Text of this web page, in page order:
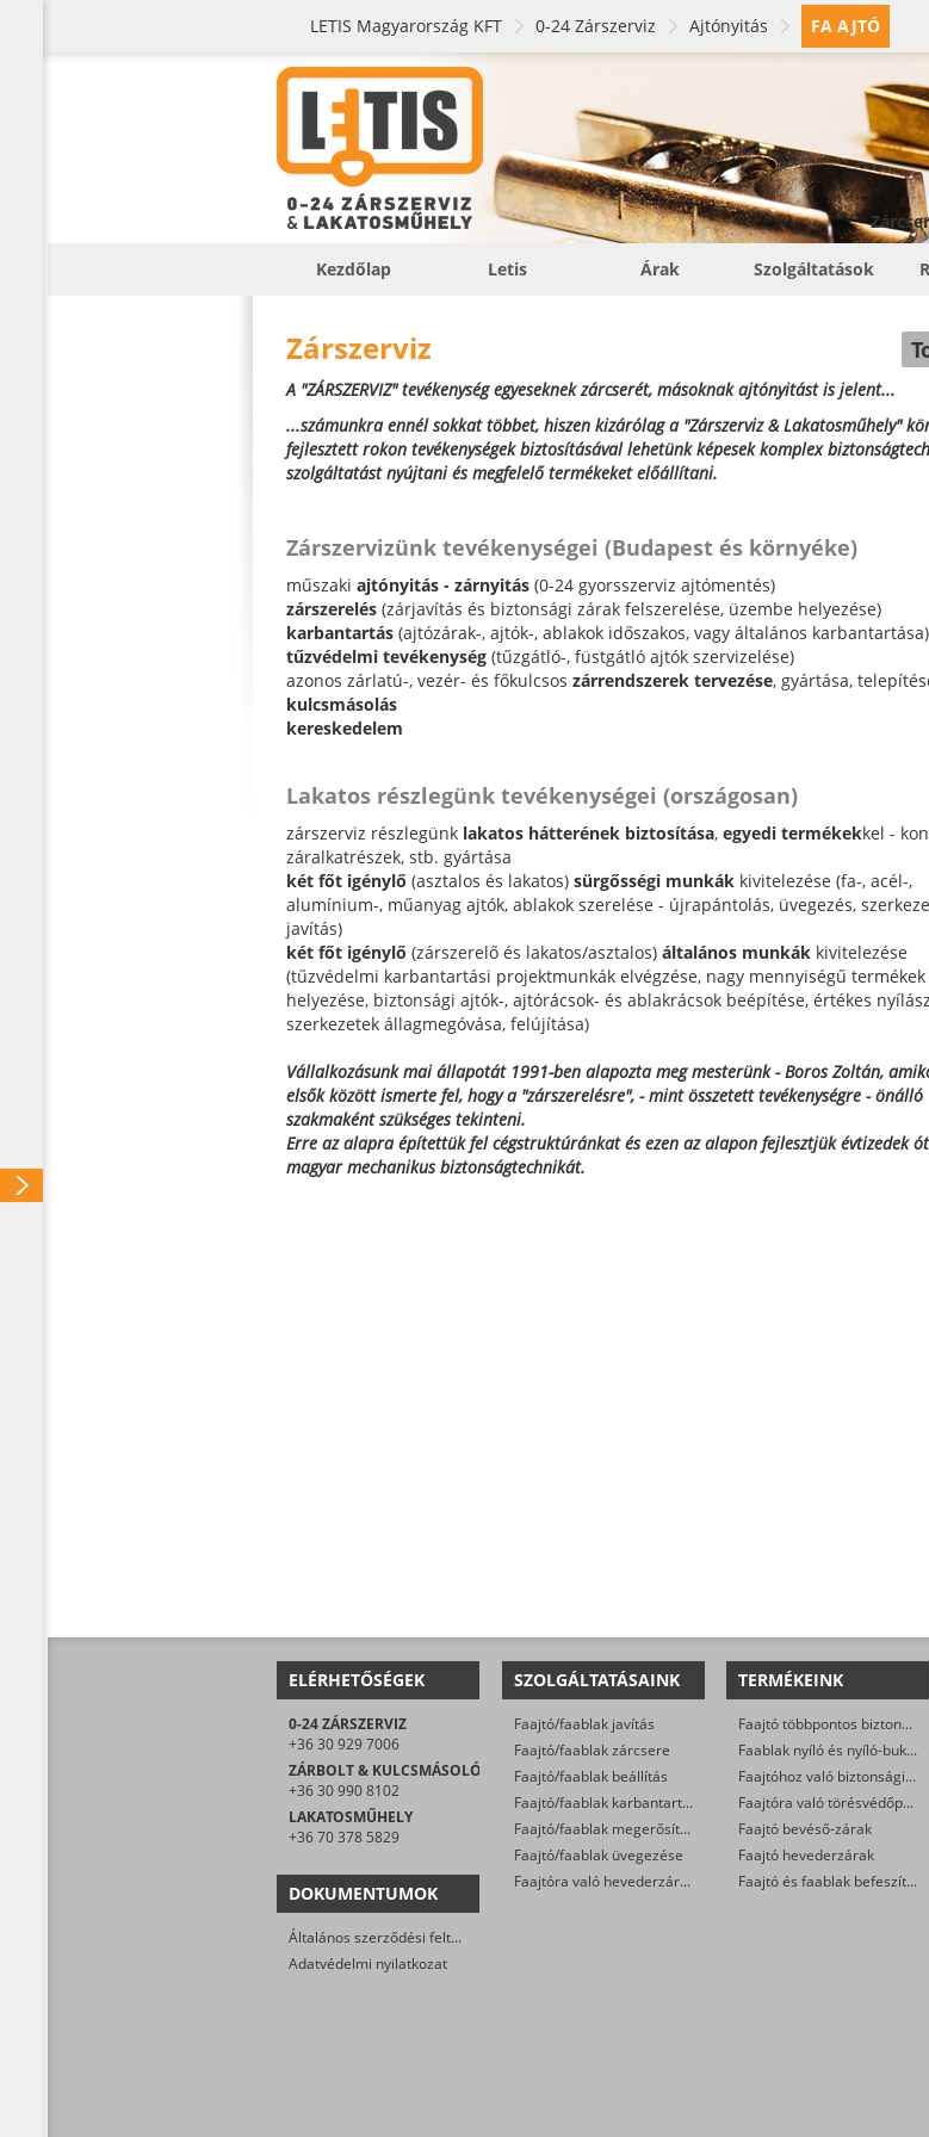
LETIS Magyarország KFT 0-24 Zárszerviz Ajtónyitás FA AJTÓ
Kezdőlap Letis Árak Szolgáltatások
Zárszerviz
A "ZÁRSZERVIZ" tevékenység egyeseknek zárcserét, másoknak ajtónyitást is jelent...
...számunkra ennél sokkat többet, hiszen kizárólag a "Zárszerviz & Lakatosműhely"
fejlesztett rokon tevékenységek biztosításával lehetünk képesek komplex
szolgáltatást nyújtani és megfelelő termékeket előállítani.
Zárszervizünk tevékenységei (Budapest és környéke)
műszaki ajtónyitás - zárnyitás (0-24 gyorsszerviz ajtómentés)
zárszerelés (zárjavítás és biztonsági zárak felszerelése, üzembe helyezése)
karbantartás (ajtózárak-, ajtók-, ablakok időszakos, vagy általános karbantartása)
tűzvédelmi tevékenység (tűzgátló-, füstgátló ajtók szervizelése)
azonos zárlatú-, vezér- és főkulcsos zárrendszerek tervezése, gyártása,
kulcsmásolás
kereskedelem
Lakatos részlegünk tevékenységei (országosan)
zárszerviz részlegünk lakatos hátterének biztosítása, egyedi termékekkel -
záralkatrészek, stb. gyártása
két főt igénylő (asztalos és lakatos) sürgősségi munkák kivitelezése (fa-, acél-,
alumínium-, műanyag ajtók, ablakok szerelése - újrapántolás, üvegezés,
javítás)
két főt igénylő (zárszerelő és lakatos/asztalos) általános munkák kivitelezése
(tűzvédelmi karbantartási projektmunkák elvégzése, nagy mennyiségű
helyezése, biztonsági ajtók-, ajtórácsok- és ablakrácsok beépítése, értékes
szerkezetek állagmegóvása, felújítása)
Vállalkozásunk mai állapotát 1991-ben alapozta meg mesterünk - Boros Zoltán,
elsők között ismerte fel, hogy a "zárszerelésre", - mint összetett tevékenységre - önálló
szakmaként szükséges tekinteni.
Erre az alapra építettük fel cégstruktúránkat és ezen az alapon fejlesztjük évtizedek
magyar mechanikus biztonságtechnikát.
ELÉRHETŐSÉGEK
0-24 ZÁRSZERVIZ
+36 30 929 7006
ZÁRBOLT & KULCSMÁSOLÓ
+36 30 990 8102
LAKATOSMŰHELY
+36 70 378 5829
DOKUMENTUMOK
Általános szerződési feltételek
Adatvédelmi nyilatkozat
SZOLGÁLTATÁSAINK
Faajtó/faablak javítás
Faajtó/faablak zárcsere
Faajtó/faablak beállítás
Faajtó/faablak karbantartás
Faajtó/faablak megerősítése
Faajtó/faablak üvegezése
Faajtóra való hevederzár szerelés
TERMÉKEINK
Faajtó többpontos biztonsági zárak (kilincsemelős és cilinderműködtetésű)
Faablak nyíló és nyíló-bukó zárak
Faajtóhoz való biztonsági zárbetétek
Faajtóra való törésvédőpajzs, kilincsgarnitúra
Faajtó bevéső-zárak
Faajtó hevederzárak
Faajtó és faablak befeszítés-gátlók